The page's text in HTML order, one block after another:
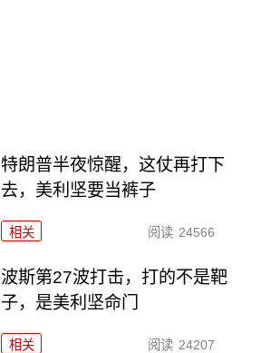
特朗普半夜惊醒，这仗再打下
去，美利坚要当裤子
相关 阅读 24566
波斯第27波打击，打的不是靶
子，是美利坚命门
相关 阅读 24207